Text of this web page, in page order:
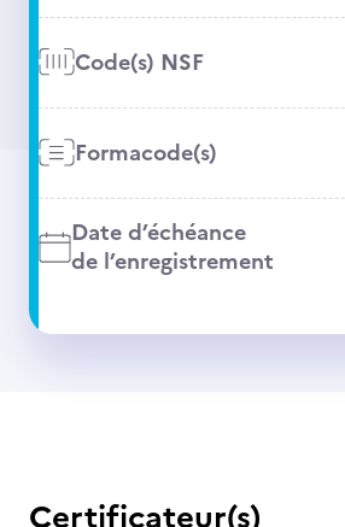
Code(s) NSF
Formacode(s)
Date d’échéance
de l’enregistrement
Certificateur(s)